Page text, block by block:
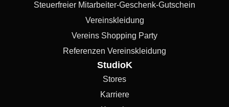
Steuerfreier Mitarbeiter-Geschenk-Gutschein
Vereinskleidung
Vereins Shopping Party
Referenzen Vereinskleidung
StudioK
Stores
Karriere